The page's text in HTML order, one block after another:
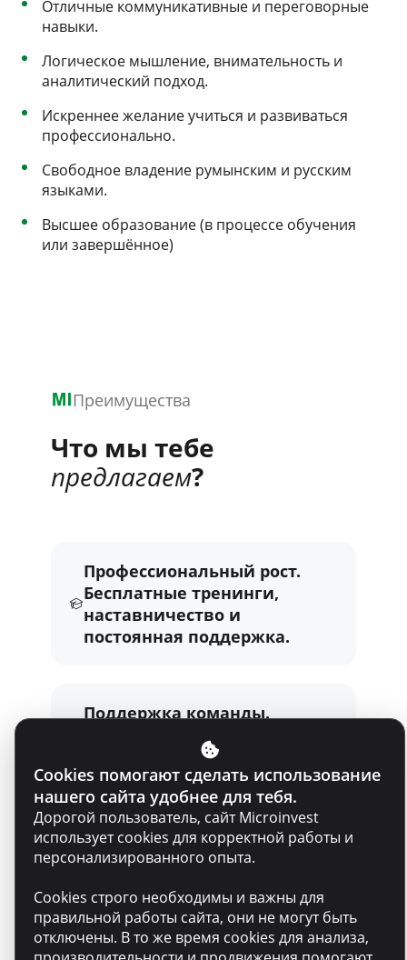
Отличные коммуникативные и переговорные
навыки.
Логическое мышление, внимательность и
аналитический подход.
Искреннее желание учиться и развиваться
профессионально.
Свободное владение румынским и русским
языками.
Высшее образование (в процессе обучения
или завершённое)
Преимущества
Что мы тебе
предлагаем?
Профессиональный рост.
Бесплатные тренинги,
наставничество и
постоянная поддержка.
Поддержка команды.
и верят в твой успех.
Влияние. Ты будешь
работать с пользой и
местный бизнес.
Cookies помогают сделать использование
нашего сайта удобнее для тебя.
Дорогой пользователь, сайт Microinvest
использует cookies для корректной работы и
персонализированного опыта.
Cookies строго необходимы и важны для
правильной работы сайта, они не могут быть
отключены. В то же время cookies для анализа,